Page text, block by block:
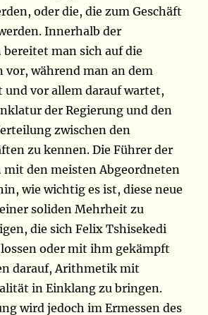
oder die, die zum Geschäft
Innerhalb der
man sich auf die
vor, während man an dem
und vor allem darauf wartet,
der Regierung und den
zwischen den
zu kennen. Die Führer der
mit den meisten Abgeordneten
wie wichtig es ist, diese neue
soliden Mehrheit zu
die sich Felix Tshisekedi
oder mit ihm gekämpft
darauf, Arithmetik mit
in Einklang zu bringen.
wird jedoch im Ermessen des